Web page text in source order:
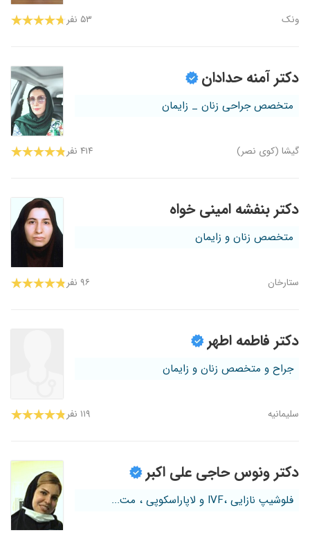
ونک ۵۳ نفر
دکتر آمنه حدادان
متخصص جراحی زنان _ زایمان
گیشا (کوی نصر) ۴۱۴ نفر
دکتر بنفشه امینی خواه
متخصص زنان و زایمان
ستارخان ۹۶ نفر
دکتر فاطمه اطهر
جراح و متخصص زنان و زایمان
سلیمانیه ۱۱۹ نفر
دکتر ونوس حاجی علی اکبر
فلوشیپ نازایی ،IVF و لاپاراسکوپی ، مت...